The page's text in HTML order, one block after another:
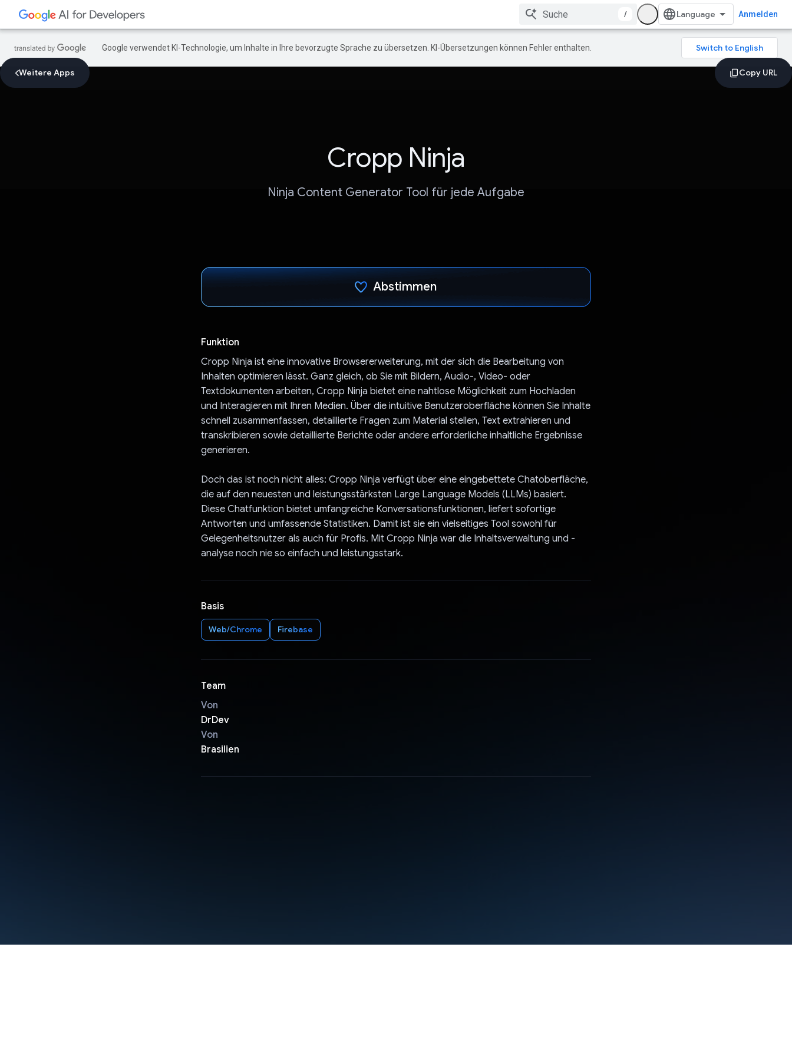
/ Anmelden
Google verwendet KI-Technologie, um Inhalte in Ihre bevorzugte Sprache zu übersetzen. KI-Übersetzungen können Fehler enthalten.
Weitere Apps
Cropp Ninja
Ninja Content Generator Tool für jede Aufgabe
Abstimmen
Funktion
Cropp Ninja ist eine innovative Browsererweiterung, mit der sich die Bearbeitung von
Inhalten optimieren lässt. Ganz gleich, ob Sie mit Bildern, Audio-, Video- oder
Textdokumenten arbeiten, Cropp Ninja bietet eine nahtlose Möglichkeit zum Hochladen
und Interagieren mit Ihren Medien. Über die intuitive Benutzeroberfläche können Sie Inhalte
schnell zusammenfassen, detaillierte Fragen zum Material stellen, Text extrahieren und
transkribieren sowie detaillierte Berichte oder andere erforderliche inhaltliche Ergebnisse
generieren.
Doch das ist noch nicht alles: Cropp Ninja verfügt über eine eingebettete Chatoberfläche,
die auf den neuesten und leistungsstärksten Large Language Models (LLMs) basiert.
Diese Chatfunktion bietet umfangreiche Konversationsfunktionen, liefert sofortige
Antworten und umfassende Statistiken. Damit ist sie ein vielseitiges Tool sowohl für
Gelegenheitsnutzer als auch für Profis. Mit Cropp Ninja war die Inhaltsverwaltung und -
analyse noch nie so einfach und leistungsstark.
Basis
Web/Chrome Firebase
Team
Von
DrDev
Von
Brasilien